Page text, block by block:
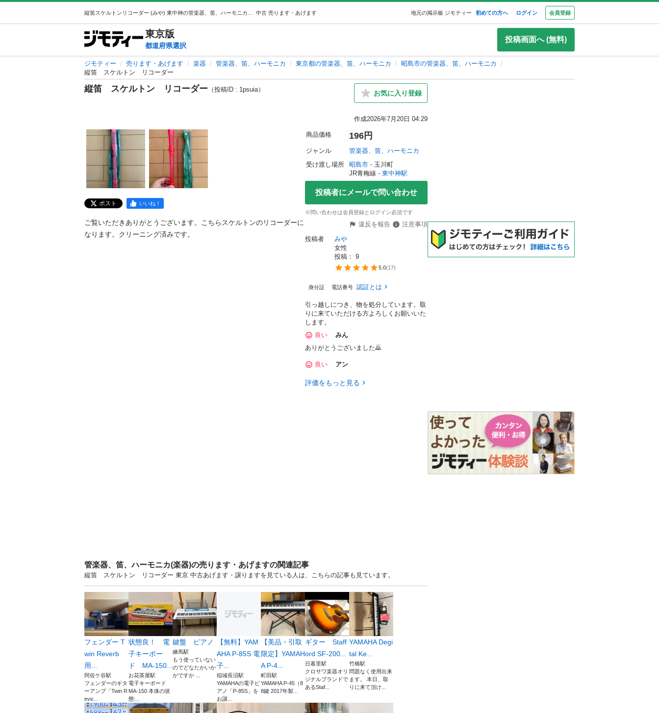
中古 売ります・あげます 地元の掲示板 ジモティー 初めての方へ ログイン 会員登録
東京版
都道府県選択
投稿画面へ (無料)
ジモティー 売ります・あげます 楽器 管楽器、笛、ハーモニカ 東京都の管楽器、笛、ハーモニカ
昭島市の管楽器、笛、ハーモニカ
縦笛 スケルトン リコーダー
縦笛 スケルトン リコーダー （投稿ID : 1psuia） お気に入り登録
作成2026年7月20日 04:29
ポスト いいね！
ご覧いただきありがとうございます。こちらスケルトンのリコーダーに
なります。クリーニング済みです。
商品価格 196円
ジャンル
管楽器、笛、ハーモニカ
受け渡し場所
昭島市 - 玉川町
JR青梅線 - 東中神駅
投稿者にメールで問い合わせ
※問い合わせは会員登録とログイン必須です
違反を報告
注意事項
投稿者
みや
女性
投稿： 9
5.0(17)
身分証 電話番号 認証とは
引っ越しにつき、物を処分しています。取
りに来ていただける方よろしくお願いいた
します。
良い
みん
ありがとうございました🙇
良い アン
評価をもっと見る
管楽器、笛、ハーモニカ(楽器)の売ります・あげますの関連記事
縦笛 スケルトン リコーダー 東京 中古あげます・譲りますを見ている人は、こちらの記事も見ています。
フェンダー T
win Reverb
用...
阿佐ケ谷駅
フェンダーのギタ
ーアンプ「Twin R
eve...
状態良！ 電
子キーボー
ド MA-150...
お花茶屋駅
電子キーボード
MA-150 本体の状
態:...
鍵盤 ピアノ
練馬駅
もう使っていない
のでどなたかいか
がですか ...
【無料】YAM
AHA P-85S 電
子...
稲城長沼駅
YAMAHAの電子ピ
アノ「P-85S」を
お譲...
【美品・引取
限定】YAMAH
A P-4...
町田駅
YAMAHA P-45（8
8鍵 2017年製...
ギター Staff
ord SF-200...
日暮里駅
クロサワ楽器オリ
ジナルブランドで
あるStaf...
YAMAHA Degi
tal Ke...
竹橋駅
問題なく使用出来
ます。 本日、取
りに来て頂け...